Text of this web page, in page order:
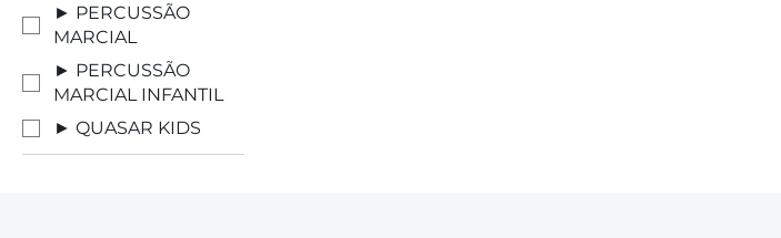
► PERCUSSÃO
MARCIAL
► PERCUSSÃO
MARCIAL INFANTIL
► QUASAR KIDS